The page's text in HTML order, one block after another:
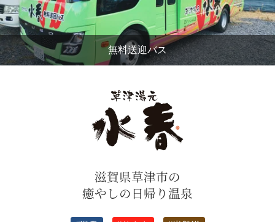
無料送迎バス
滋賀県草津市の
癒やしの日帰り温泉